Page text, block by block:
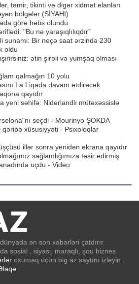
təmir, tikinti və digər xidmət elanları
bölgələr (SİYAHI)
görə həbs olundu
"Bu nə yaraşıqlılıqdır"
sunami: Bir neçə saat ərzində 230
oldu
ətin şirəli və yumşaq olması
qalmağın 10 yolu
La Liqada davam etdirəcək
qayıdır
yeni səhifə: Niderlandlı mütəxəssislə
seçdi - Mourinyo ŞOKDA
qəribə xüsusiyyəti - Psixoloqlar
illər sonra yenidən ekrana qayıdır
sağlamlığımıza təsir edirmiş
uçdu - Video
ən son xəbərləri çatdırır.
sosial , siyasi, maraqlı, şou biznes
oxumaq üçün big.az saytını izləyin .